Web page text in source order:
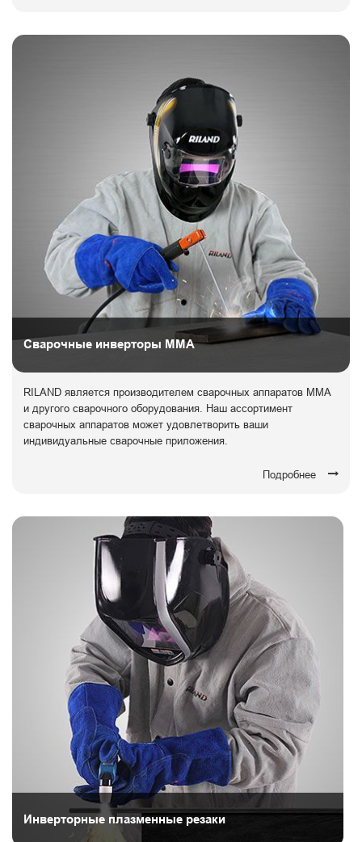
Сварочные инверторы ММА
RILAND является производителем сварочных аппаратов ММА
и другого сварочного оборудования. Наш ассортимент
сварочных аппаратов может удовлетворить ваши
индивидуальные сварочные приложения.
Подробнее
Инверторные плазменные резаки